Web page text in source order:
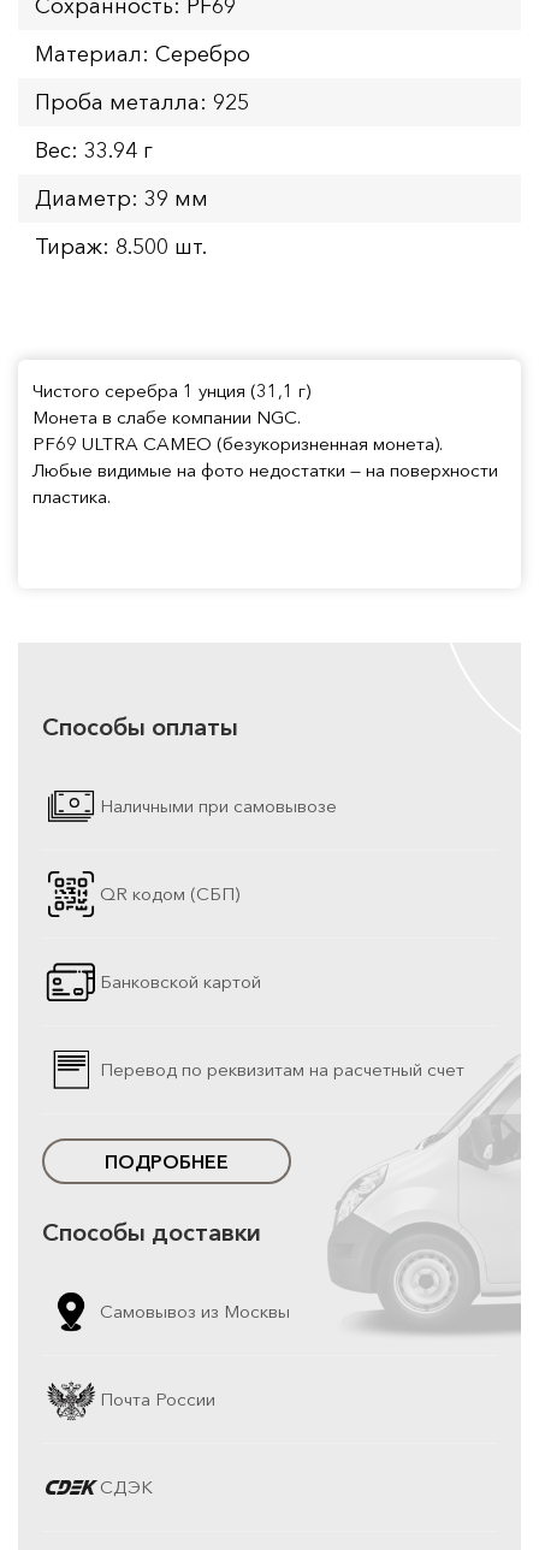
Сохранность: PF69
Материал: Серебро
Проба металла: 925
Вес: 33.94 г
Диаметр: 39 мм
Тираж: 8.500 шт.
Чистого серебра 1 унция (31,1 г)
Монета в слабе компании NGC.
PF69 ULTRA CAMEO (безукоризненная монета).
Любые видимые на фото недостатки — на поверхности
пластика.
Способы оплаты
Наличными при самовывозе
QR кодом (СБП)
Банковской картой
Перевод по реквизитам на расчетный счет
ПОДРОБНЕЕ
Способы доставки
Самовывоз из Москвы
Почта России
СДЭК